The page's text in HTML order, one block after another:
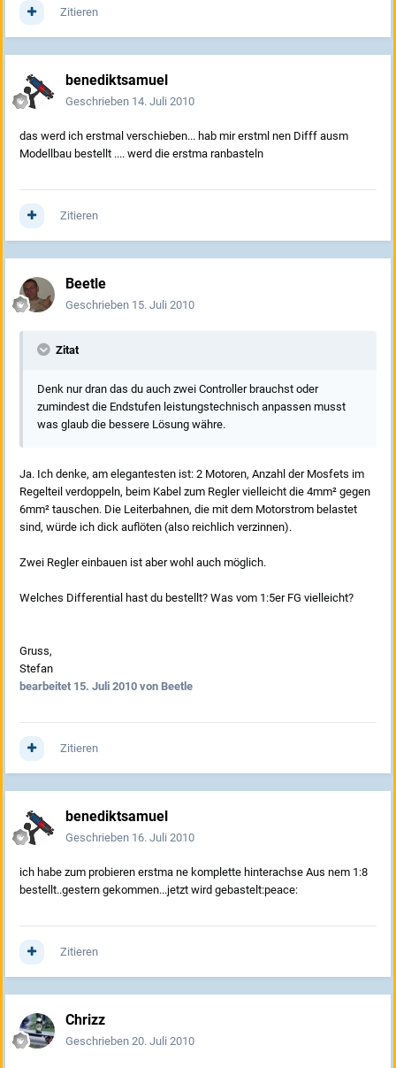
Zitieren
benediktsamuel
Geschrieben 14. Juli 2010
das werd ich erstmal verschieben... hab mir erstml nen Difff ausm
Modellbau bestellt .... werd die erstma ranbasteln
Zitieren
Beetle
Geschrieben 15. Juli 2010
Zitat
Denk nur dran das du auch zwei Controller brauchst oder
zumindest die Endstufen leistungstechnisch anpassen musst
was glaub die bessere Lösung währe.
Ja. Ich denke, am elegantesten ist: 2 Motoren, Anzahl der Mosfets im
Regelteil verdoppeln, beim Kabel zum Regler vielleicht die 4mm² gegen
6mm² tauschen. Die Leiterbahnen, die mit dem Motorstrom belastet
sind, würde ich dick auflöten (also reichlich verzinnen).
Zwei Regler einbauen ist aber wohl auch möglich.
Welches Differential hast du bestellt? Was vom 1:5er FG vielleicht?
Gruss,
Stefan
bearbeitet 15. Juli 2010 von Beetle
Zitieren
benediktsamuel
Geschrieben 16. Juli 2010
ich habe zum probieren erstma ne komplette hinterachse Aus nem 1:8
bestellt..gestern gekommen...jetzt wird gebastelt:peace:
Zitieren
Chrizz
Geschrieben 20. Juli 2010